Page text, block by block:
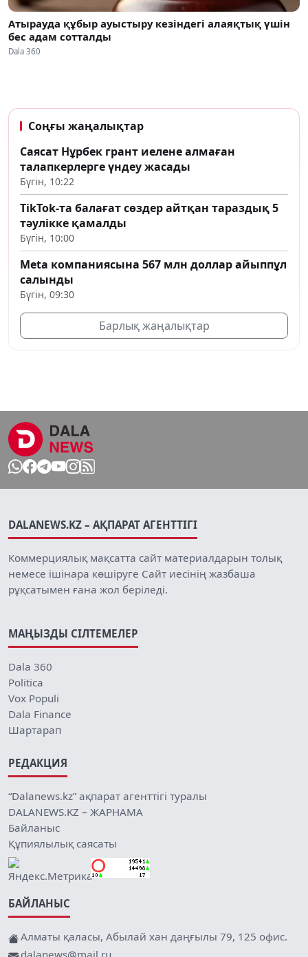
Атырауда құбыр ауыстыру кезіндегі алаяқтық үшін
бес адам сотталды
Dala 360
Соңғы жаңалықтар
Саясат Нұрбек грант иелене алмаған
талапкерлерге үндеу жасады
Бүгін, 10:22
TikTok-та балағат сөздер айтқан тараздық 5
тәулікке қамалды
Бүгін, 10:00
Meta компаниясына 567 млн доллар айыппұл
салынды
Бүгін, 09:30
Барлық жаңалықтар
DALANEWS.KZ – АҚПАРАТ АГЕНТТІГІ
Коммерциялық мақсатта сайт материалдарын толық
немесе ішінара көшіруге Сайт иесінің жазбаша
рұқсатымен ғана жол беріледі.
МАҢЫЗДЫ СІЛТЕМЕЛЕР
Dala 360
Politica
Vox Populi
Dala Finance
Шартарап
РЕДАКЦИЯ
“Dalanews.kz” ақпарат агенттігі туралы
DALANEWS.KZ – ЖАРНАМА
Байланыс
Құпиялылық саясаты
БАЙЛАНЫС
Алматы қаласы, Абылай хан даңғылы 79, 125 офис.